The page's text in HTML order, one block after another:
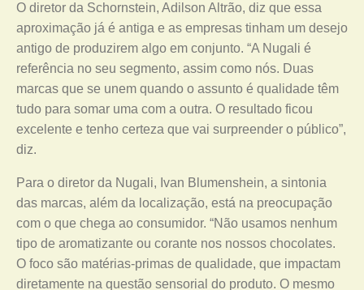
O diretor da Schornstein, Adilson Altrão, diz que essa
aproximação já é antiga e as empresas tinham um desejo
antigo de produzirem algo em conjunto. “A Nugali é
referência no seu segmento, assim como nós. Duas
marcas que se unem quando o assunto é qualidade têm
tudo para somar uma com a outra. O resultado ficou
excelente e tenho certeza que vai surpreender o público”,
diz.
Para o diretor da Nugali, Ivan Blumenshein, a sintonia
das marcas, além da localização, está na preocupação
com o que chega ao consumidor. “Não usamos nenhum
tipo de aromatizante ou corante nos nossos chocolates.
O foco são matérias-primas de qualidade, que impactam
diretamente na questão sensorial do produto. O mesmo